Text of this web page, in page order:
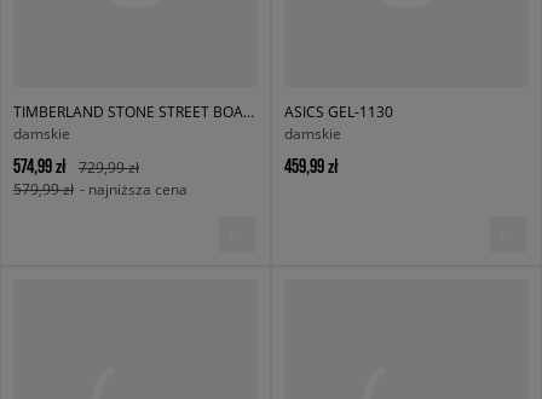
TIMBERLAND STONE STREET BOAT SHOE
damskie
574,99 zł
729,99 zł
579,99 zł - najniższa cena
ASICS GEL-1130
damskie
459,99 zł